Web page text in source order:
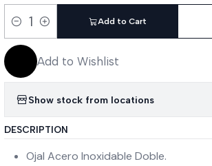
Quantity
Add to Cart
Add to Wishlist
Show stock from locations
DESCRIPTION
Ojal Acero Inoxidable Doble.